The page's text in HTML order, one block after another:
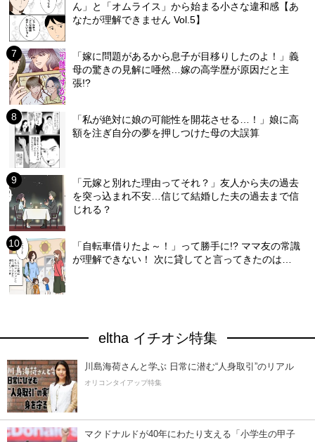
ん」と「オムライス」から始まる小さな違和感【あ
なたが理解できません Vol.5】
「嫁に問題があるから息子が目移りしたのよ！」義
母の驚きの見解に唖然…嫁の高学歴が原因だと主
張!?
「私が絶対に娘の可能性を開花させる…！」娘に高
額を注ぎ自分の夢を押しつけた母の大誤算
「元嫁と別れた理由ってそれ？」友人から夫の過去
を突っ込まれ不安…信じて結婚した夫の過去まで信
じれる？
「自転車借りたよ～！」って勝手に!? ママ友の常識
が理解できない！ 次に貸してと言ってきたのは…
eltha イチオシ特集
川島海荷さんと学ぶ 日常に潜む“人身取引”のリアル
オリコンタイアップ特集
マクドナルドが40年にわたり支える「小学生の甲子